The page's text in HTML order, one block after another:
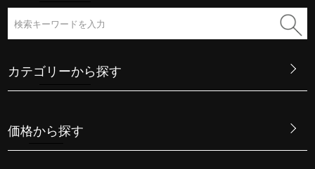
カテゴリーから探す
価格から探す